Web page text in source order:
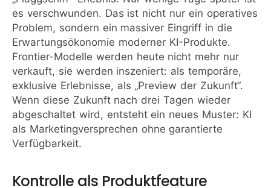
es verschwunden. Das ist nicht nur ein operatives
Problem, sondern ein massiver Eingriff in die
Erwartungsökonomie moderner KI-Produkte.
Frontier-Modelle werden heute nicht mehr nur
verkauft, sie werden inszeniert: als temporäre,
exklusive Erlebnisse, als „Preview der Zukunft“.
Wenn diese Zukunft nach drei Tagen wieder
abgeschaltet wird, entsteht ein neues Muster: KI
als Marketingversprechen ohne garantierte
Verfügbarkeit.
Kontrolle als Produktfeature